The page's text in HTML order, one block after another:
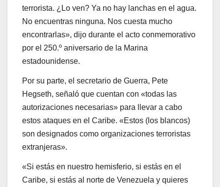
terrorista. ¿Lo ven? Ya no hay lanchas en el agua.
No encuentras ninguna. Nos cuesta mucho
encontrarlas», dijo durante el acto conmemorativo
por el 250.º aniversario de la Marina
estadounidense.
Por su parte, el secretario de Guerra, Pete
Hegseth, señaló que cuentan con «todas las
autorizaciones necesarias» para llevar a cabo
estos ataques en el Caribe. «Estos (los blancos)
son designados como organizaciones terroristas
extranjeras».
«Si estás en nuestro hemisferio, si estás en el
Caribe, si estás al norte de Venezuela y quieres